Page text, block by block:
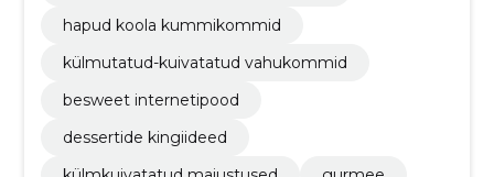
hapud koola kummikommid
külmutatud-kuivatatud vahukommid
besweet internetipood
dessertide kingiideed